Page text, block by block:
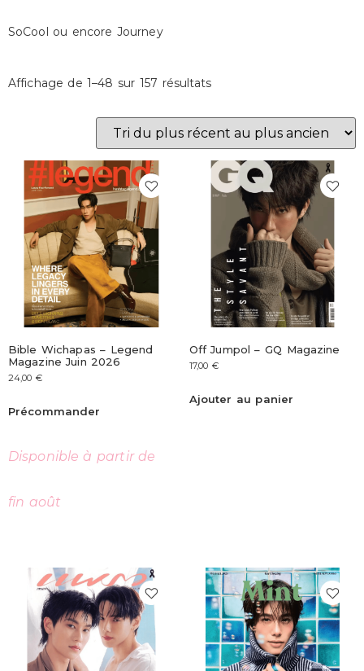
SoCool ou encore Journey
Affichage de 1–48 sur 157 résultats
Bible Wichapas – Legend
Magazine Juin 2026
24,00 €
Précommander
Disponible à partir de
fin août
Off Jumpol – GQ Magazine
17,00 €
Ajouter au panier